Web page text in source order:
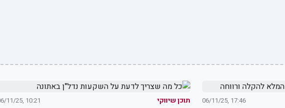
17:46 ,06/11/25 תוכן שיווקי 10:21 ,06/11/25